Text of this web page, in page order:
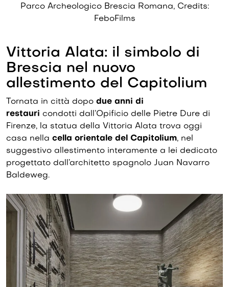
Parco Archeologico Brescia Romana, Credits:
FeboFilms
Vittoria Alata: il simbolo di
Brescia nel nuovo
allestimento del Capitolium
Tornata in città dopo due anni di
restauri condotti dall’Opificio delle Pietre Dure di
Firenze, la statua della Vittoria Alata trova oggi
casa nella cella orientale del Capitolium, nel
suggestivo allestimento interamente a lei dedicato
progettato dall’architetto spagnolo Juan Navarro
Baldeweg.